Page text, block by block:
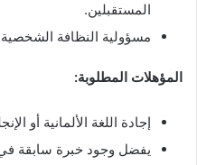
المستقبلين.
مسؤولية النظافة
المؤهلات المطلوبة:
إجادة اللغة الألمانية أو
يفضل وجود خبرة سابقة